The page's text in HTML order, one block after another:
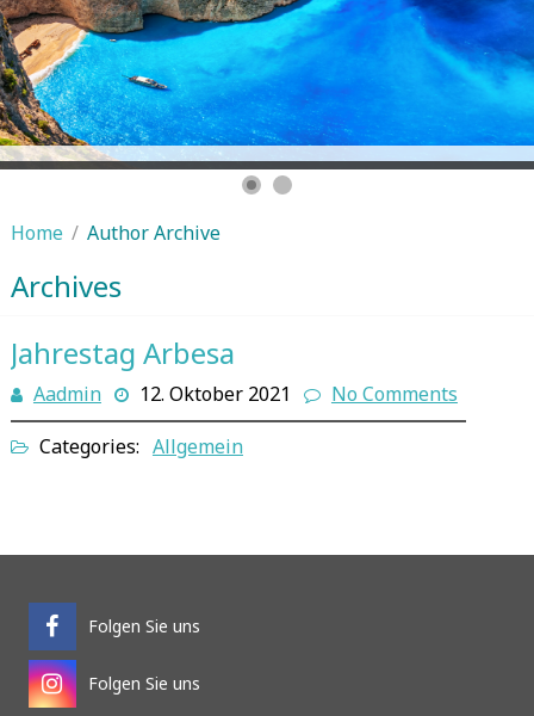
Home / Author Archive
Archives
Jahrestag Arbesa
Aadmin 12. Oktober 2021
No Comments
Categories: Allgemein
Folgen Sie uns
Folgen Sie uns